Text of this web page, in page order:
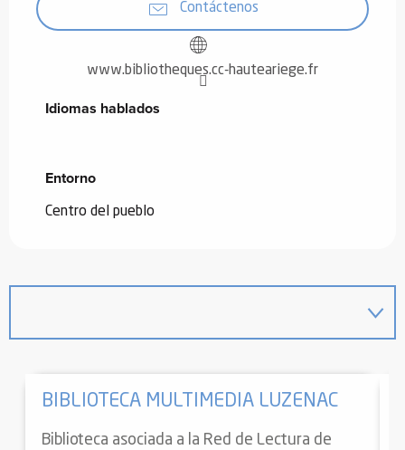
Contáctenos
www.bibliotheques.cc-hauteariege.fr
Idiomas hablados
Idiomas hablados
Entorno
Entorno
Centro del pueblo
BIBLIOTECA MULTIMEDIA LUZENAC
Biblioteca asociada a la Red de Lectura de